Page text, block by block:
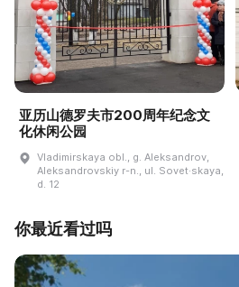
亚历山德罗夫市200周年纪念文
化休闲公园
Vladimirskaya obl., g. Aleksandrov,
Aleksandrovskiy r-n., ul. Sovet·skaya,
d. 12
你最近看过吗